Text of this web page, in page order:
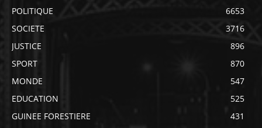
POLITIQUE
6653
SOCIETE
3716
JUSTICE
896
SPORT
870
MONDE
547
EDUCATION
525
GUINEE FORESTIERE
431